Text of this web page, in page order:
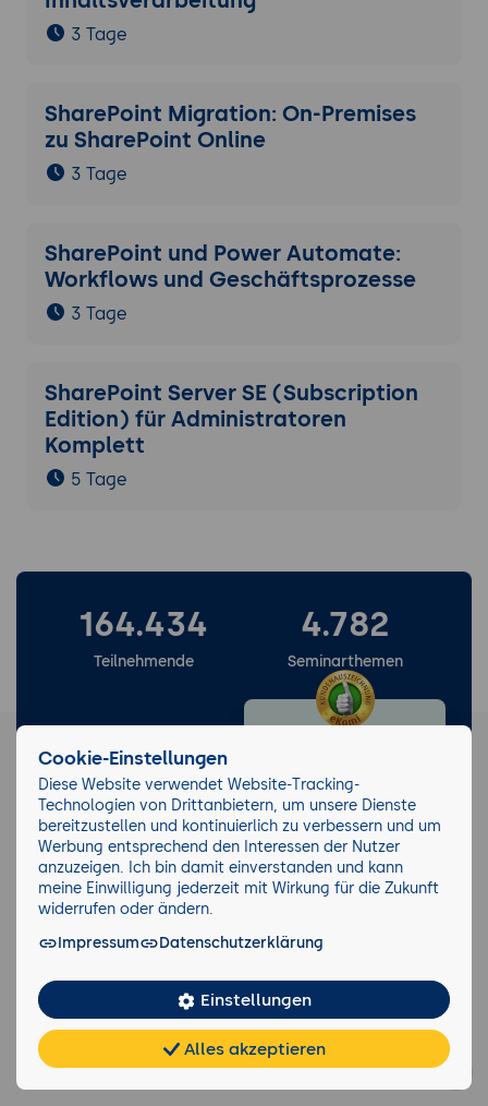
3 Tage
SharePoint Migration: On-Premises
zu SharePoint Online
3 Tage
SharePoint und Power Automate:
Workflows und Geschäftsprozesse
3 Tage
SharePoint Server SE (Subscription
Edition) für Administratoren
Komplett
5 Tage
164.434
Teilnehmende
4.782
Seminarthemen
40.151
Durchgeführte
Seminare
eKomi Bewertungen
Seminarzentrum
51105 Köln-
Keinen Trend verpassen!
aktuelle Entwicklungen und
Trends in der IT-Branche und
die dazu passenden Seminare.
Jetzt anmelden
Teilen FAQ Cookies
Cookie-Einstellungen
Diese Website verwendet Website-Tracking-
Technologien von Drittanbietern, um unsere Dienste
bereitzustellen und kontinuierlich zu verbessern und um
Werbung entsprechend den Interessen der Nutzer
anzuzeigen. Ich bin damit einverstanden und kann
meine Einwilligung jederzeit mit Wirkung für die Zukunft
widerrufen oder ändern.
Impressum
Datenschutzerklärung
Einstellungen
Alles akzeptieren